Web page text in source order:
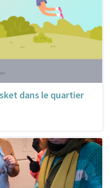
dans le quartier